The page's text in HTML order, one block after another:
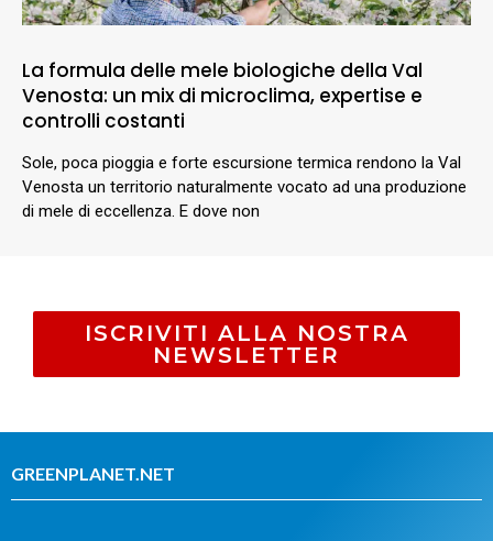
La formula delle mele biologiche della Val
Venosta: un mix di microclima, expertise e
controlli costanti
Sole, poca pioggia e forte escursione termica rendono la Val
Venosta un territorio naturalmente vocato ad una produzione
di mele di eccellenza. E dove non
ISCRIVITI ALLA NOSTRA
NEWSLETTER
GREENPLANET.NET